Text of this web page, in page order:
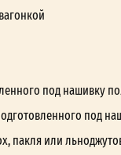
под нашивку
под
пакля или